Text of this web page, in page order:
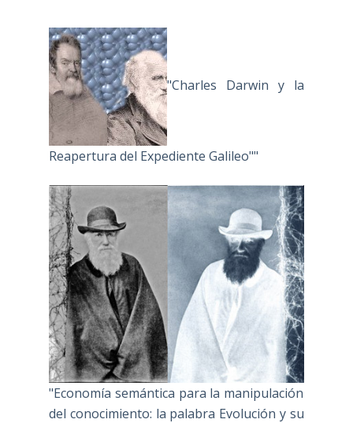
"Charles Darwin y la
Reapertura del Expediente Galileo""
"Economía semántica para la manipulación
del conocimiento: la palabra Evolución y su